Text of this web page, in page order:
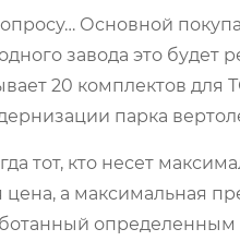
Основной
завода это
20 комплектов
парка
тот, кто несет
а максимальная